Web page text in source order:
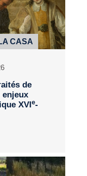
CASA
de
enjeux
XVIe-